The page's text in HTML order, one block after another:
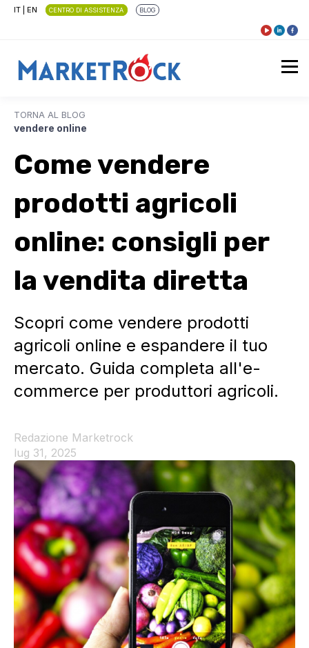
IT EN CENTRO DI ASSISTENZA BLOG
TORNA AL BLOG
vendere online
Come vendere
prodotti agricoli
online: consigli per
la vendita diretta
Scopri come vendere prodotti
agricoli online e espandere il tuo
mercato. Guida completa all'e-
commerce per produttori agricoli.
Redazione Marketrock
lug 31, 2025